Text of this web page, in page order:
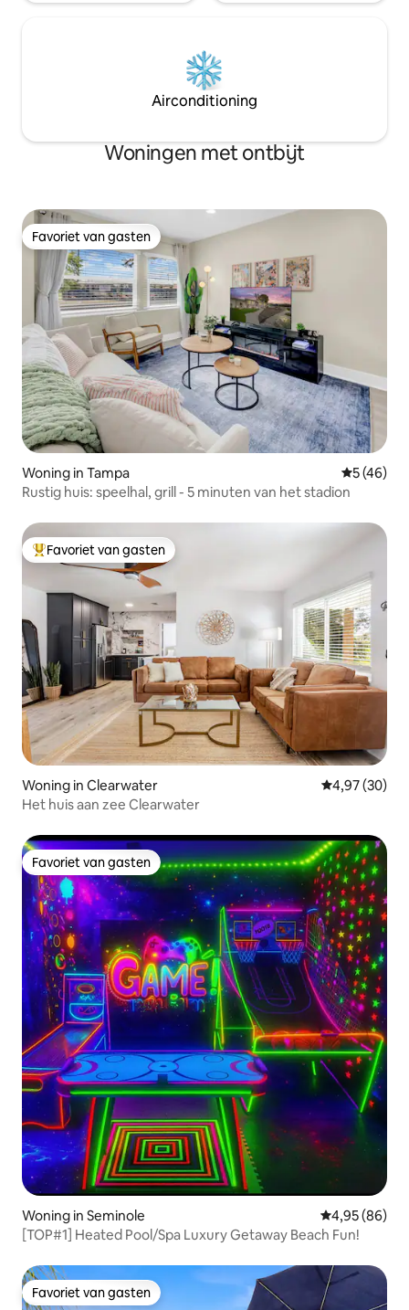
Airconditioning
Woningen met ontbijt
Favoriet van gasten
Favoriet van gasten
Woning in Tampa
5 (46)
Rustig huis: speelhal, grill - 5 minuten van het stadion
Topfavoriet van gasten
Favoriet van gasten
Woning in Clearwater Gemiddelde
4,97 (30)
Het huis aan zee Clearwater
Favoriet van gasten
Favoriet van gasten
Woning in Seminole Gemiddelde
4,95 (86)
[TOP#1] Heated Pool/Spa Luxury Getaway Beach Fun!
Favoriet van gasten
Favoriet van gasten